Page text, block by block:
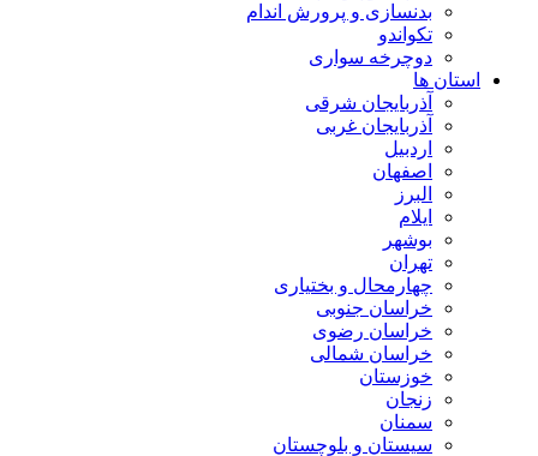
بدنسازی و پرورش اندام
تکواندو
دوچرخه سواری
استان ها
آذربایجان شرقی
آذربایجان غربی
اردبیل
اصفهان
البرز
ایلام
بوشهر
تهران
چهارمحال و بختیاری
خراسان جنوبی
خراسان رضوی
خراسان شمالی
خوزستان
زنجان
سمنان
سیستان و بلوچستان